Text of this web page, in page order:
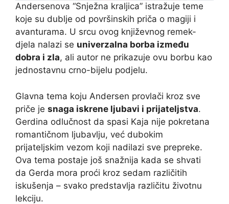
Andersenova “Snježna kraljica” istražuje teme
koje su dublje od površinskih priča o magiji i
avanturama. U srcu ovog književnog remek-
djela nalazi se univerzalna borba između
dobra i zla, ali autor ne prikazuje ovu borbu kao
jednostavnu crno-bijelu podjelu.
Glavna tema koju Andersen provlači kroz sve
priče je snaga iskrene ljubavi i prijateljstva.
Gerdina odlučnost da spasi Kaja nije pokretana
romantičnom ljubavlju, već dubokim
prijateljskim vezom koji nadilazi sve prepreke.
Ova tema postaje još snažnija kada se shvati
da Gerda mora proći kroz sedam različitih
iskušenja – svako predstavlja različitu životnu
lekciju.